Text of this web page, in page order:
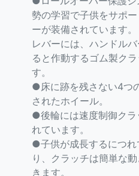
勢の学習で子供をサポ
ーが装備されています。
レバーには、ハンドル
ると作動するゴム製ク
す。
●床に跡を残さない4つ
されたホイール。
●後輪には速度制御クラ
れています。
●子供が成長するにつ
り、クラッチは簡単な
きます。